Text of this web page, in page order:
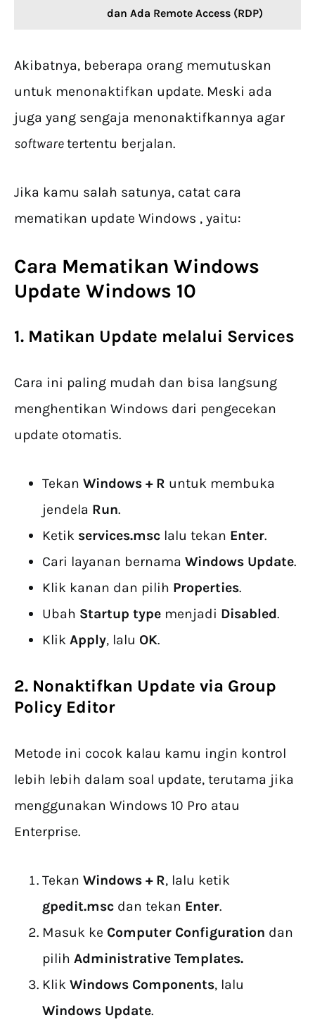
dan Ada Remote Access (RDP)
Akibatnya, beberapa orang memutuskan
untuk menonaktifkan update. Meski ada
juga yang sengaja menonaktifkannya agar
softwaretertentu berjalan.
Jika kamu salah satunya, catat cara
mematikan update Windows , yaitu:
Cara Mematikan Windows
Update Windows 10
1. Matikan Update melalui Services
Cara ini paling mudah dan bisa langsung
menghentikan Windows dari pengecekan
update otomatis.
Tekan Windows + R untuk membuka
jendela Run.
Ketik services.msc lalu tekan Enter.
Cari layanan bernama Windows Update.
Klik kanan dan pilih Properties.
Ubah Startup type menjadi Disabled.
Klik Apply, lalu OK.
2. Nonaktifkan Update via Group
Policy Editor
Metode ini cocok kalau kamu ingin kontrol
lebih lebih dalam soal update, terutama jika
menggunakan Windows 10 Pro atau
Enterprise.
Tekan Windows + R, lalu ketik
gpedit.msc dan tekan Enter.
Masuk ke Computer Configuration dan
pilih Administrative Templates.
Klik Windows Components, lalu
Windows Update.